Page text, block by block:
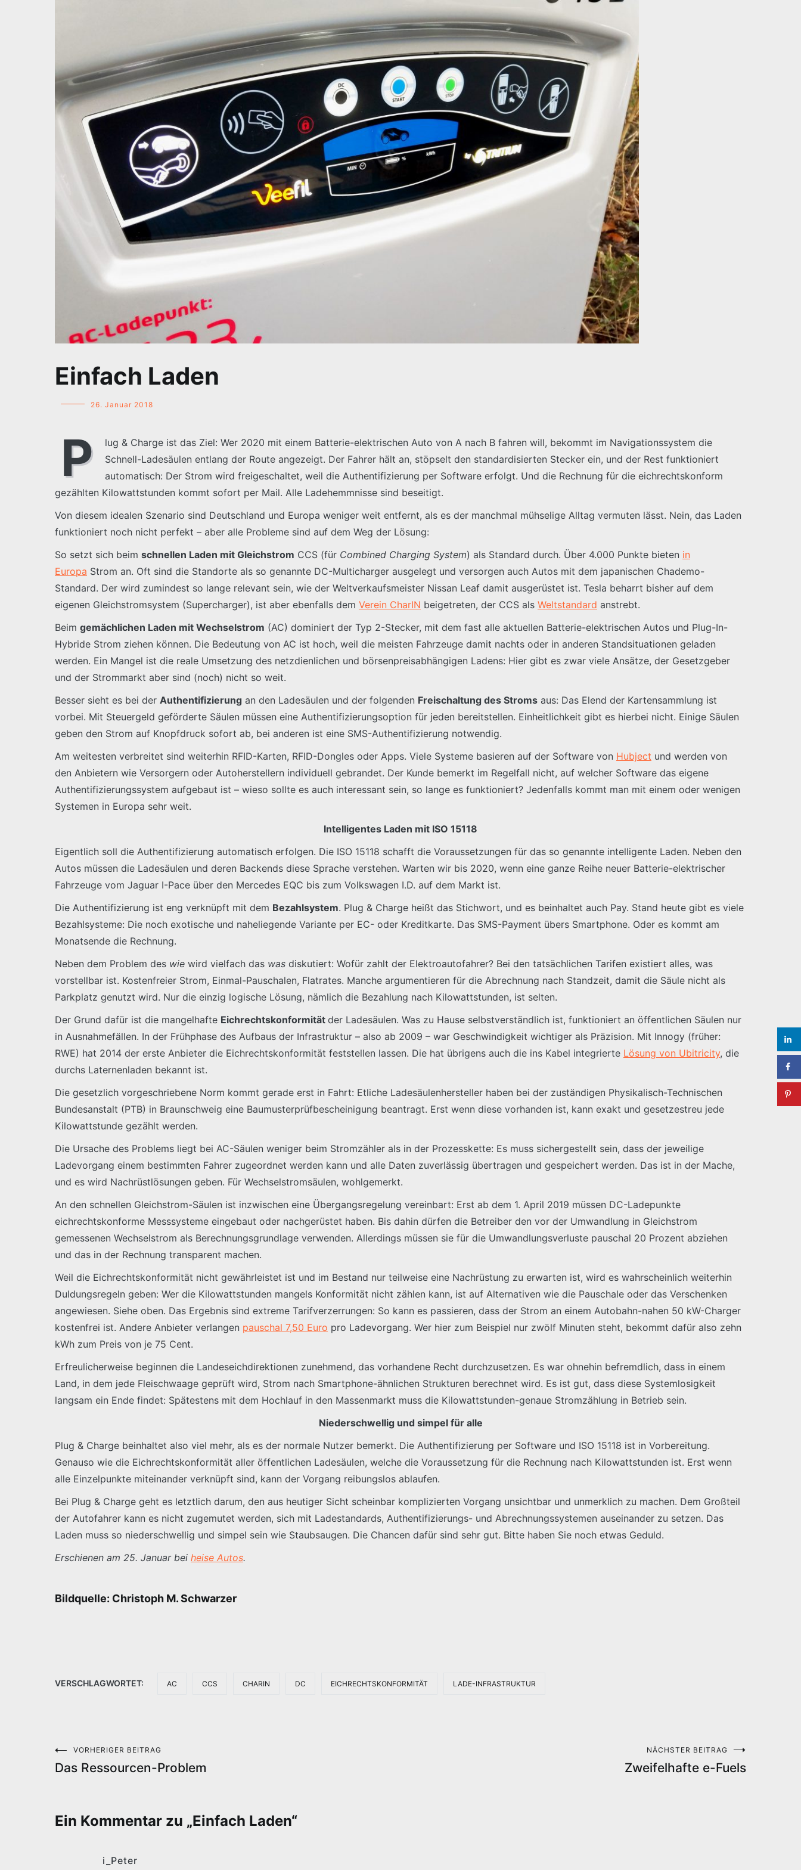
Einfach Laden
26. Januar 2018
P
lug & Charge ist das Ziel: Wer 2020 mit einem Batterie-elektrischen Auto von A nach B fahren will, bekommt im Navigationssystem die
Schnell-Ladesäulen entlang der Route angezeigt. Der Fahrer hält an, stöpselt den standardisierten Stecker ein, und der Rest funktioniert
automatisch: Der Strom wird freigeschaltet, weil die Authentifizierung per Software erfolgt. Und die Rechnung für die eichrechtskonform
gezählten Kilowattstunden kommt sofort per Mail. Alle Ladehemmnisse sind beseitigt.
Von diesem idealen Szenario sind Deutschland und Europa weniger weit entfernt, als es der manchmal mühselige Alltag vermuten lässt. Nein, das Laden
funktioniert noch nicht perfekt – aber alle Probleme sind auf dem Weg der Lösung:
So setzt sich beim schnellen Laden mit Gleichstrom CCS (für Combined Charging System) als Standard durch. Über 4.000 Punkte bieten in
Europa Strom an. Oft sind die Standorte als so genannte DC-Multicharger ausgelegt und versorgen auch Autos mit dem japanischen Chademo-
Standard. Der wird zumindest so lange relevant sein, wie der Weltverkaufsmeister Nissan Leaf damit ausgerüstet ist. Tesla beharrt bisher auf dem
eigenen Gleichstromsystem (Supercharger), ist aber ebenfalls dem Verein CharIN beigetreten, der CCS als Weltstandard anstrebt.
Beim gemächlichen Laden mit Wechselstrom (AC) dominiert der Typ 2-Stecker, mit dem fast alle aktuellen Batterie-elektrischen Autos und Plug-In-
Hybride Strom ziehen können. Die Bedeutung von AC ist hoch, weil die meisten Fahrzeuge damit nachts oder in anderen Standsituationen geladen
werden. Ein Mangel ist die reale Umsetzung des netzdienlichen und börsenpreisabhängigen Ladens: Hier gibt es zwar viele Ansätze, der Gesetzgeber
und der Strommarkt aber sind (noch) nicht so weit.
Besser sieht es bei der Authentifizierung an den Ladesäulen und der folgenden Freischaltung des Stroms aus: Das Elend der Kartensammlung ist
vorbei. Mit Steuergeld geförderte Säulen müssen eine Authentifizierungsoption für jeden bereitstellen. Einheitlichkeit gibt es hierbei nicht. Einige Säulen
geben den Strom auf Knopfdruck sofort ab, bei anderen ist eine SMS-Authentifizierung notwendig.
Am weitesten verbreitet sind weiterhin RFID-Karten, RFID-Dongles oder Apps. Viele Systeme basieren auf der Software von Hubject und werden von
den Anbietern wie Versorgern oder Autoherstellern individuell gebrandet. Der Kunde bemerkt im Regelfall nicht, auf welcher Software das eigene
Authentifizierungssystem aufgebaut ist – wieso sollte es auch interessant sein, so lange es funktioniert? Jedenfalls kommt man mit einem oder wenigen
Systemen in Europa sehr weit.
Intelligentes Laden mit ISO 15118
Eigentlich soll die Authentifizierung automatisch erfolgen. Die ISO 15118 schafft die Voraussetzungen für das so genannte intelligente Laden. Neben den
Autos müssen die Ladesäulen und deren Backends diese Sprache verstehen. Warten wir bis 2020, wenn eine ganze Reihe neuer Batterie-elektrischer
Fahrzeuge vom Jaguar I-Pace über den Mercedes EQC bis zum Volkswagen I.D. auf dem Markt ist.
Die Authentifizierung ist eng verknüpft mit dem Bezahlsystem. Plug & Charge heißt das Stichwort, und es beinhaltet auch Pay. Stand heute gibt es viele
Bezahlsysteme: Die noch exotische und naheliegende Variante per EC- oder Kreditkarte. Das SMS-Payment übers Smartphone. Oder es kommt am
Monatsende die Rechnung.
Neben dem Problem des wie wird vielfach das was diskutiert: Wofür zahlt der Elektroautofahrer? Bei den tatsächlichen Tarifen existiert alles, was
vorstellbar ist. Kostenfreier Strom, Einmal-Pauschalen, Flatrates. Manche argumentieren für die Abrechnung nach Standzeit, damit die Säule nicht als
Parkplatz genutzt wird. Nur die einzig logische Lösung, nämlich die Bezahlung nach Kilowattstunden, ist selten.
Der Grund dafür ist die mangelhafte Eichrechtskonformität der Ladesäulen. Was zu Hause selbstverständlich ist, funktioniert an öffentlichen Säulen nur
in Ausnahmefällen. In der Frühphase des Aufbaus der Infrastruktur – also ab 2009 – war Geschwindigkeit wichtiger als Präzision. Mit Innogy (früher:
RWE) hat 2014 der erste Anbieter die Eichrechtskonformität feststellen lassen. Die hat übrigens auch die ins Kabel integrierte Lösung von Ubitricity, die
durchs Laternenladen bekannt ist.
Die gesetzlich vorgeschriebene Norm kommt gerade erst in Fahrt: Etliche Ladesäulenhersteller haben bei der zuständigen Physikalisch-Technischen
Bundesanstalt (PTB) in Braunschweig eine Baumusterprüfbescheinigung beantragt. Erst wenn diese vorhanden ist, kann exakt und gesetzestreu jede
Kilowattstunde gezählt werden.
Die Ursache des Problems liegt bei AC-Säulen weniger beim Stromzähler als in der Prozesskette: Es muss sichergestellt sein, dass der jeweilige
Ladevorgang einem bestimmten Fahrer zugeordnet werden kann und alle Daten zuverlässig übertragen und gespeichert werden. Das ist in der Mache,
und es wird Nachrüstlösungen geben. Für Wechselstromsäulen, wohlgemerkt.
An den schnellen Gleichstrom-Säulen ist inzwischen eine Übergangsregelung vereinbart: Erst ab dem 1. April 2019 müssen DC-Ladepunkte
eichrechtskonforme Messsysteme eingebaut oder nachgerüstet haben. Bis dahin dürfen die Betreiber den vor der Umwandlung in Gleichstrom
gemessenen Wechselstrom als Berechnungsgrundlage verwenden. Allerdings müssen sie für die Umwandlungsverluste pauschal 20 Prozent abziehen
und das in der Rechnung transparent machen.
Weil die Eichrechtskonformität nicht gewährleistet ist und im Bestand nur teilweise eine Nachrüstung zu erwarten ist, wird es wahrscheinlich weiterhin
Duldungsregeln geben: Wer die Kilowattstunden mangels Konformität nicht zählen kann, ist auf Alternativen wie die Pauschale oder das Verschenken
angewiesen. Siehe oben. Das Ergebnis sind extreme Tarifverzerrungen: So kann es passieren, dass der Strom an einem Autobahn-nahen 50 kW-Charger
kostenfrei ist. Andere Anbieter verlangen pauschal 7,50 Euro pro Ladevorgang. Wer hier zum Beispiel nur zwölf Minuten steht, bekommt dafür also zehn
kWh zum Preis von je 75 Cent.
Erfreulicherweise beginnen die Landeseichdirektionen zunehmend, das vorhandene Recht durchzusetzen. Es war ohnehin befremdlich, dass in einem
Land, in dem jede Fleischwaage geprüft wird, Strom nach Smartphone-ähnlichen Strukturen berechnet wird. Es ist gut, dass diese Systemlosigkeit
langsam ein Ende findet: Spätestens mit dem Hochlauf in den Massenmarkt muss die Kilowattstunden-genaue Stromzählung in Betrieb sein.
Niederschwellig und simpel für alle
Plug & Charge beinhaltet also viel mehr, als es der normale Nutzer bemerkt. Die Authentifizierung per Software und ISO 15118 ist in Vorbereitung.
Genauso wie die Eichrechtskonformität aller öffentlichen Ladesäulen, welche die Voraussetzung für die Rechnung nach Kilowattstunden ist. Erst wenn
alle Einzelpunkte miteinander verknüpft sind, kann der Vorgang reibungslos ablaufen.
Bei Plug & Charge geht es letztlich darum, den aus heutiger Sicht scheinbar komplizierten Vorgang unsichtbar und unmerklich zu machen. Dem Großteil
der Autofahrer kann es nicht zugemutet werden, sich mit Ladestandards, Authentifizierungs- und Abrechnungssystemen auseinander zu setzen. Das
Laden muss so niederschwellig und simpel sein wie Staubsaugen. Die Chancen dafür sind sehr gut. Bitte haben Sie noch etwas Geduld.
Erschienen am 25. Januar bei heise Autos.
Bildquelle: Christoph M. Schwarzer
VERSCHLAGWORTET: AC CCS CHARIN DC EICHRECHTSKONFORMITÄT LADE-INFRASTRUKTUR
Beitragsnavigation
VORHERIGER BEITRAG
Das Ressourcen-Problem
NÄCHSTER BEITRAG
Zweifelhafte e-Fuels
Ein Kommentar zu „Einfach Laden“
i_Peter